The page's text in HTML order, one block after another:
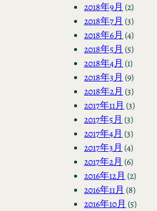
2018年9月 (2)
2018年7月 (3)
2018年6月 (4)
2018年5月 (5)
2018年4月 (1)
2018年3月 (9)
2018年2月 (3)
2017年11月 (3)
2017年5月 (3)
2017年4月 (3)
2017年3月 (4)
2017年2月 (6)
2016年12月 (2)
2016年11月 (8)
2016年10月 (5)